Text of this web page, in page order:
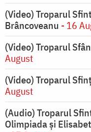
(Video) Troparul
Brâncoveanu - 16
(Video) Troparul
August
(Video) Troparul
August
(Audio) Troparul
Olimpiada și